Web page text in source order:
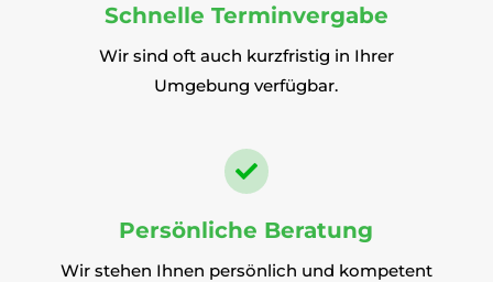
Schnelle Terminvergabe
Wir sind oft auch kurzfristig in Ihrer
Umgebung verfügbar.

Persönliche Beratung
Wir stehen Ihnen persönlich und kompetent